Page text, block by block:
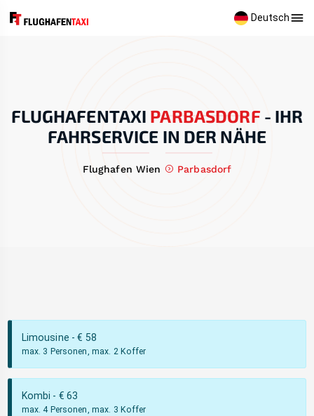
Deutsch
FLUGHAFENTAXI PARBASDORF - IHR
FAHRSERVICE IN DER NÄHE
Flughafen Wien Parbasdorf
Limousine - € 58
max. 3 Personen, max. 2 Koffer
Kombi - € 63
max. 4 Personen, max. 3 Koffer